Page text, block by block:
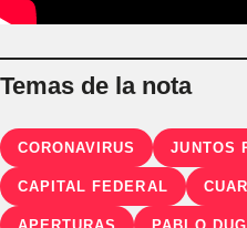
Temas de la nota
CORONAVIRUS JUNTOS
CAPITAL FEDERAL